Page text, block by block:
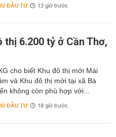
ĐẦU TƯ 13 giờ trước
thị 6.200 tỷ ở Cần Thơ,
cho biết Khu đô thị mới Mái
và Khu đô thị mới tại xã Bá
không còn phù hợp với...
ĐẦU TƯ 18 giờ trước